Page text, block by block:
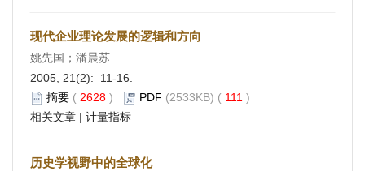
现代企业理论发展的逻辑和方向
姚先国；潘晨苏
2005, 21(2): 11-16.
摘要 ( 2628 ) PDF (2533KB) ( 111 )
相关文章 | 计量指标
历史学视野中的全球化